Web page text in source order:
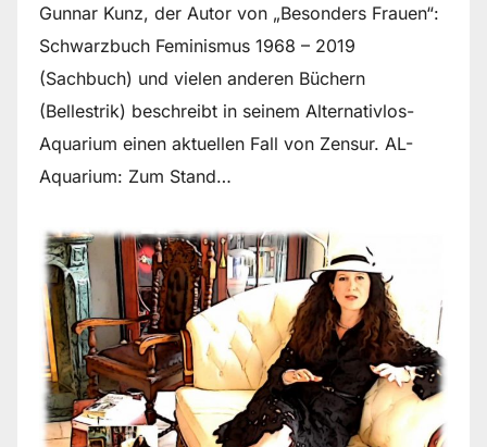
Gunnar Kunz, der Autor von „Besonders Frauen“:
Schwarzbuch Feminismus 1968 – 2019
(Sachbuch) und vielen anderen Büchern
(Bellestrik) beschreibt in seinem Alternativlos-
Aquarium einen aktuellen Fall von Zensur. AL-
Aquarium: Zum Stand…